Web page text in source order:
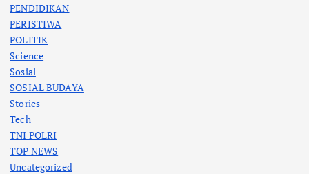
PENDIDIKAN
PERISTIWA
POLITIK
Science
Sosial
SOSIAL BUDAYA
Stories
Tech
TNI POLRI
TOP NEWS
Uncategorized